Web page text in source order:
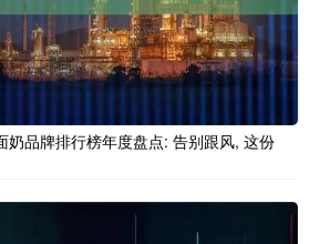
奶品牌排行榜年度盘点: 告别跟风, 这份